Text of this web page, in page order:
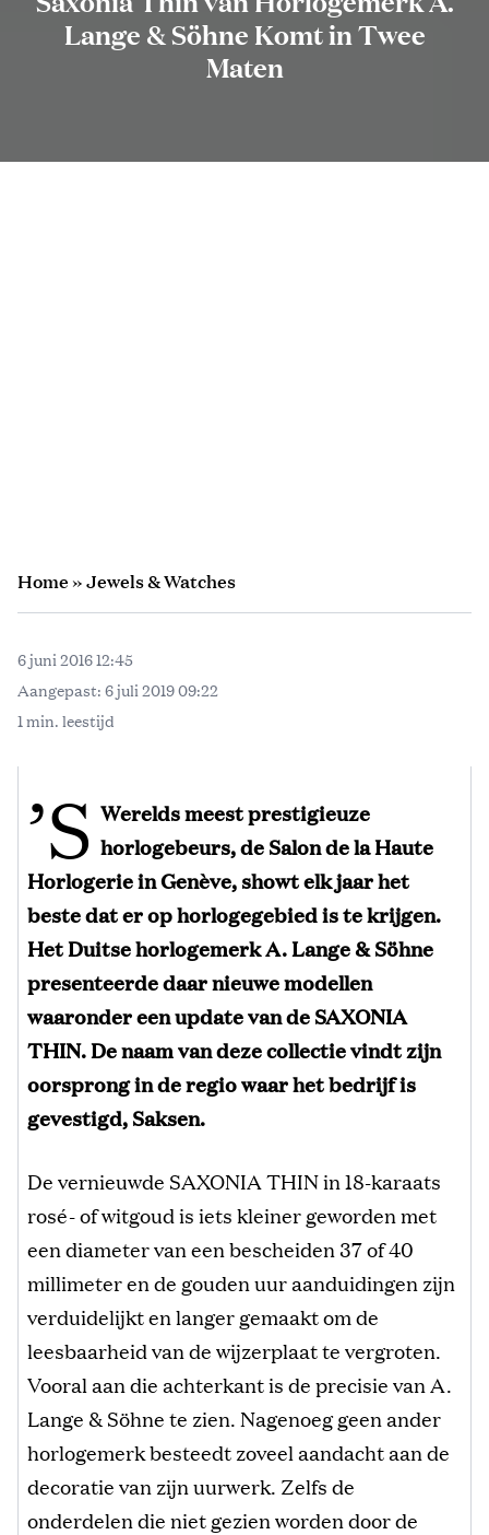
Lange & Söhne Komt in Twee
Maten
Home»Jewels & Watches
6 juni 2016 12:45
Aangepast: 6 juli 2019 09:22
1 min. leestijd
’s Werelds meest prestigieuze
horlogebeurs, de Salon de la Haute
Horlogerie in Genève, showt elk jaar het
beste dat er op horlogegebied is te krijgen.
Het Duitse horlogemerk A. Lange & Söhne
presenteerde daar nieuwe modellen
waaronder een update van de SAXONIA
THIN. De naam van deze collectie vindt zijn
oorsprong in de regio waar het bedrijf is
gevestigd, Saksen.
De vernieuwde SAXONIA THIN in 18-karaats
rosé- of witgoud is iets kleiner geworden met
een diameter van een bescheiden 37 of 40
millimeter en de gouden uur aanduidingen zijn
verduidelijkt en langer gemaakt om de
leesbaarheid van de wijzerplaat te vergroten.
Vooral aan die achterkant is de precisie van A.
Lange & Söhne te zien. Nagenoeg geen ander
horlogemerk besteedt zoveel aandacht aan de
decoratie van zijn uurwerk. Zelfs de
onderdelen die niet gezien worden door de